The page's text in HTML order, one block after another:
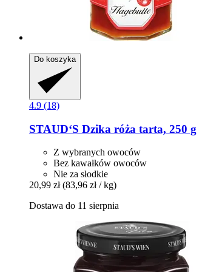
Do koszyka
4.9 (18)
STAUD‘S Dzika róża tarta, 250 g
Z wybranych owoców
Bez kawałków owoców
Nie za słodkie
20,99 zł (83,96 zł / kg)
Dostawa do 11 sierpnia